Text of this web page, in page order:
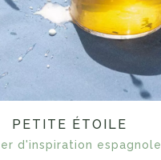
PETITE ÉTOILE
d'inspiration espagnole